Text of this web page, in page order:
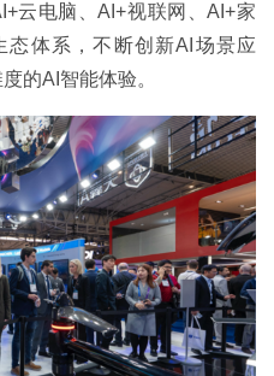
云电脑、AI+视联网、AI+家
态体系，不断创新AI场景应
的AI智能体验。